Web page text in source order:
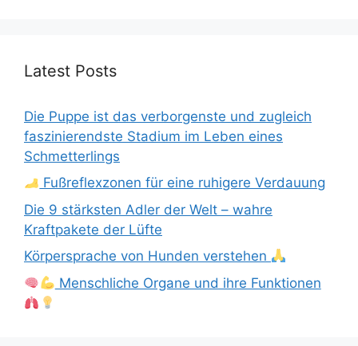
Latest Posts
Die Puppe ist das verborgenste und zugleich
faszinierendste Stadium im Leben eines
Schmetterlings
Fußreflexzonen für eine ruhigere Verdauung
Die 9 stärksten Adler der Welt – wahre
Kraftpakete der Lüfte
Körpersprache von Hunden verstehen
Menschliche Organe und ihre Funktionen